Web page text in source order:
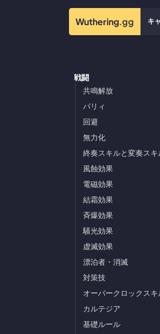
Wuthering.gg キ
戦闘
共鳴解放
パリィ
回避
無力化
終奏スキルと変奏スキ
風蝕効果
電磁効果
結霜効果
斉爆効果
騒光効果
虚滅効果
漂泊者・消滅
対策技
オーバークロックスキ
カルテジア
基礎ルール